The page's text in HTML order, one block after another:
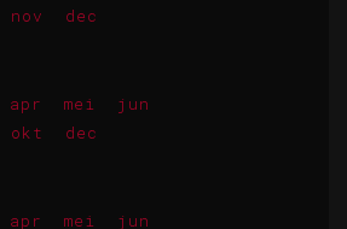
nov dec
apr mei
jun
okt dec
apr mei
jun